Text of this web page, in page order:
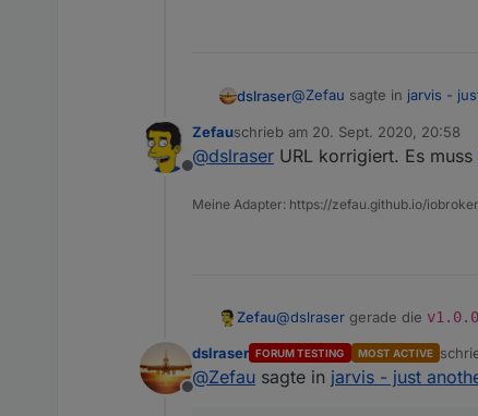
dslraser@Zefau sagte in jarvis -
gerade die v1.0.0-rc.8
wirklich ?
Offline
Zefauschrieb am 20. Sept. 2020, 20:58
zuletzt editiert von
@dslraser URL korrigiert. Es muss
Meine Adapter: https://zefau.github.io/
Zefau@dslraser gerade die
beim Hinzufügen von
die Karte in einem
Könntest du die drei Punkte
Offline
dslraser FORUM TESTING MOST ACTIVE
@Zefau sagte in jarvis - just